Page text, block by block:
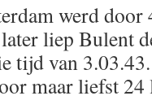
werd
liep Bulent
tijd van
maar liefst 24